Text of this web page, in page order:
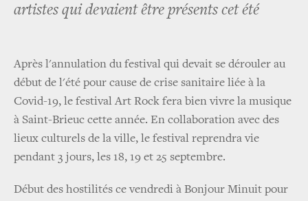
artistes qui devaient être présents cet été
Après l'annulation du festival qui devait se dérouler au
début de l'été pour cause de crise sanitaire liée à la
Covid-19, le festival Art Rock fera bien vivre la musique
à Saint-Brieuc cette année. En collaboration avec des
lieux culturels de la ville, le festival reprendra vie
pendant 3 jours, les 18, 19 et 25 septembre.
Début des hostilités ce vendredi à Bonjour Minuit pour